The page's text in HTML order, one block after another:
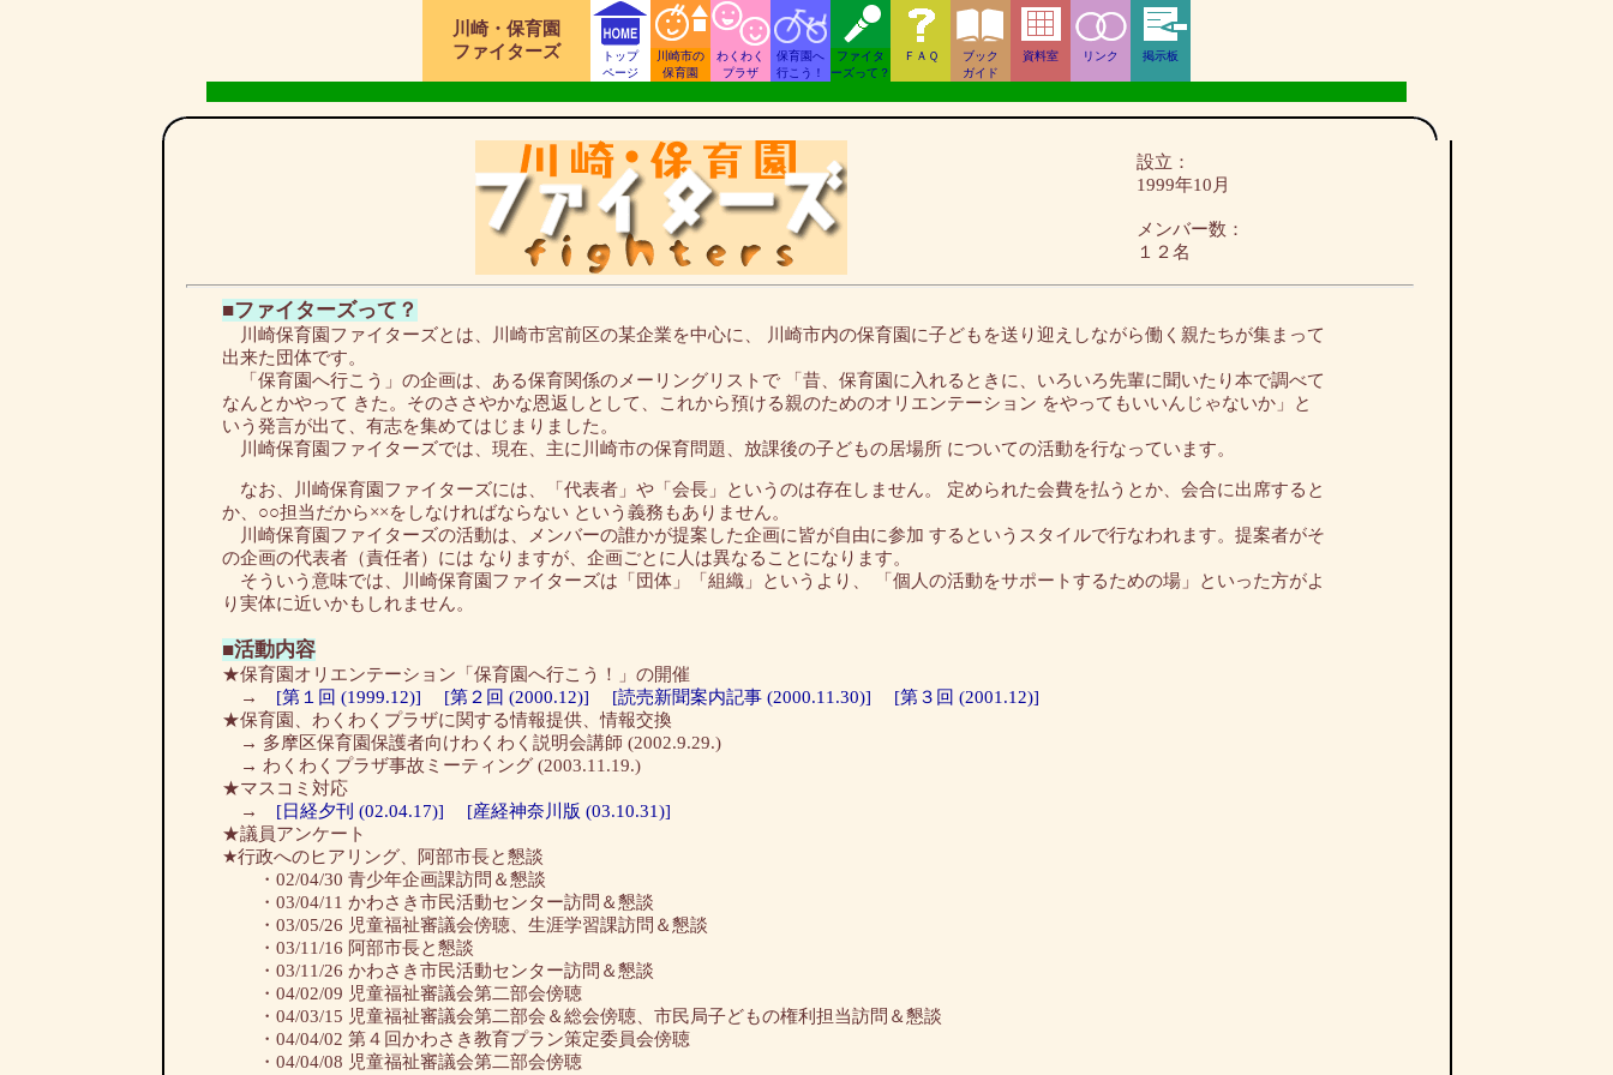
川崎・保育園
ファイターズ
トップ
ページ
川崎市の
保育園
わくわく
プラザ
保育園へ
行こう！
ファイタ
ーズって？
ＦＡＱ
ブック
ガイド
資料室 リンク 掲示板
設立：
1999年10月
メンバー数：
１２名
■ファイターズって？
川崎保育園ファイターズとは、川崎市宮前区の某企業を中心に、 川崎市内の保育園に子どもを送り迎えしながら働く親たちが集まって
出来た団体です。
「保育園へ行こう」の企画は、ある保育関係のメーリングリストで 「昔、保育園に入れるときに、いろいろ先輩に聞いたり本で調べて
なんとかやって きた。そのささやかな恩返しとして、これから預ける親のためのオリエンテーション をやってもいいんじゃないか」と
いう発言が出て、有志を集めてはじまりました。
川崎保育園ファイターズでは、現在、主に川崎市の保育問題、放課後の子どもの居場所 についての活動を行なっています。
なお、川崎保育園ファイターズには、「代表者」や「会長」というのは存在しません。 定められた会費を払うとか、会合に出席すると
か、○○担当だから××をしなければならない という義務もありません。
川崎保育園ファイターズの活動は、メンバーの誰かが提案した企画に皆が自由に参加 するというスタイルで行なわれます。提案者がそ
の企画の代表者（責任者）には なりますが、企画ごとに人は異なることになります。
そういう意味では、川崎保育園ファイターズは「団体」「組織」というより、 「個人の活動をサポートするための場」といった方がよ
り実体に近いかもしれません。
■活動内容
★保育園オリエンテーション「保育園へ行こう！」の開催
→ [第１回 (1999.12)] [第２回 (2000.12)] [読売新聞案内記事 (2000.11.30)]
[第３回 (2001.12)]
★保育園、わくわくプラザに関する情報提供、情報交換
→ 多摩区保育園保護者向けわくわく説明会講師 (2002.9.29.)
→ わくわくプラザ事故ミーティング (2003.11.19.)
★マスコミ対応
→ [日経夕刊 (02.04.17)]
[産経神奈川版 (03.10.31)]
★議員アンケート
★行政へのヒアリング、阿部市長と懇談
・02/04/30 青少年企画課訪問＆懇談
・03/04/11 かわさき市民活動センター訪問＆懇談
・03/05/26 児童福祉審議会傍聴、生涯学習課訪問＆懇談
・03/11/16 阿部市長と懇談
・03/11/26 かわさき市民活動センター訪問＆懇談
・04/02/09 児童福祉審議会第二部会傍聴
・04/03/15 児童福祉審議会第二部会＆総会傍聴、市民局子どもの権利担当訪問＆懇談
・04/04/02 第４回かわさき教育プラン策定委員会傍聴
・04/04/08 児童福祉審議会第二部会傍聴